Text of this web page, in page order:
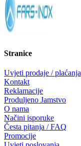
Stranice
Uvjeti prodaje / plaćanja
Kontakt
Reklamacije
Produljeno Jamstvo
O nama
Načini isporuke
Česta pitanja / FAQ
Promocije